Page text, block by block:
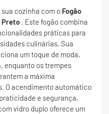
cozinha com o Fogão
Preto . Este fogão combina
práticas para
culinárias. Sua
um toque de moda,
enquanto os trempes
a máxima
O acendimento automático
e segurança,
vidro duplo oferece um